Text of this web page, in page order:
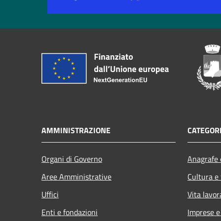
AMMINISTRAZIONE
Organi di Governo
Aree Amministrative
Uffici
Enti e fondazioni
Cultura
Vita
Imprese